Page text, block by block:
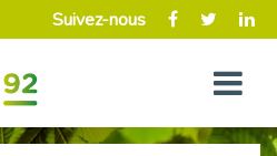
Suivez-nous